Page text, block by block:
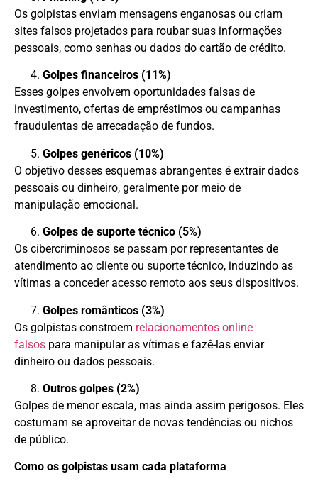
Os golpistas enviam mensagens enganosas ou criam
sites falsos projetados para roubar suas informações
pessoais, como senhas ou dados do cartão de crédito.
Golpes financeiros (11%)
Esses golpes envolvem oportunidades falsas de
investimento, ofertas de empréstimos ou campanhas
fraudulentas de arrecadação de fundos.
Golpes genéricos (10%)
O objetivo desses esquemas abrangentes é extrair dados
pessoais ou dinheiro, geralmente por meio de
manipulação emocional.
Golpes de suporte técnico (5%)
Os cibercriminosos se passam por representantes de
atendimento ao cliente ou suporte técnico, induzindo as
vítimas a conceder acesso remoto aos seus dispositivos.
Golpes românticos (3%)
Os golpistas constroem relacionamentos online
falsos para manipular as vítimas e fazê-las enviar
dinheiro ou dados pessoais.
Outros golpes (2%)
Golpes de menor escala, mas ainda assim perigosos. Eles
costumam se aproveitar de novas tendências ou nichos
de público.
Como os golpistas usam cada plataforma